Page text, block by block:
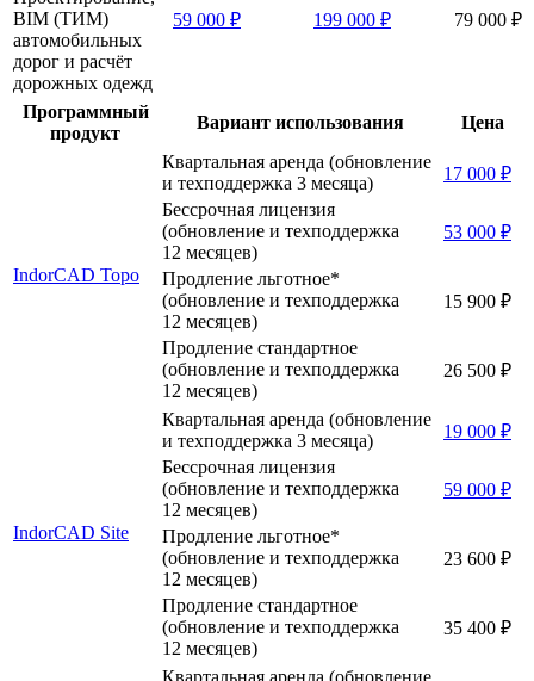
BIM (ТИМ)
автомобильных
дорог и расчёт
дорожных одежд
59 000 ₽ 199 000 ₽ 79 000 ₽
Программный
продукт
Вариант использования Цена
IndorCAD Topo
Квартальная аренда (обновление
и техподдержка 3 месяца)
17 000 ₽
Бессрочная лицензия
(обновление и техподдержка
12 месяцев)
53 000 ₽
Продление льготное*
(обновление и техподдержка
12 месяцев)
15 900 ₽
Продление стандартное
(обновление и техподдержка
12 месяцев)
26 500 ₽
IndorCAD Site
Квартальная аренда (обновление
и техподдержка 3 месяца)
19 000 ₽
Бессрочная лицензия
(обновление и техподдержка
12 месяцев)
59 000 ₽
Продление льготное*
(обновление и техподдержка
12 месяцев)
23 600 ₽
Продление стандартное
(обновление и техподдержка
12 месяцев)
35 400 ₽